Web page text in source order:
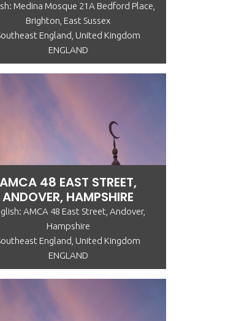
Medina Mosque 21A Bedford Place,
Brighton, East Sussex
England, United Kingdom
ENGLAND
AMCA 48 EAST STREET,
ANDOVER, HAMPSHIRE
AMCA 48 East Street, Andover,
Hampshire
England, United Kingdom
ENGLAND